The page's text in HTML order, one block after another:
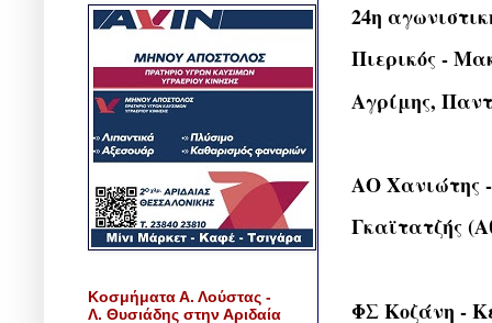
24η
Πιερικός -
Αγρίμης,
ΑΟ Χανιώτης
Γκαϊτατζής
ΦΣ Κοζάνη -
Κοσμήματα Α. Λούστας -
Λ. Θυσιάδης στην Αριδαία